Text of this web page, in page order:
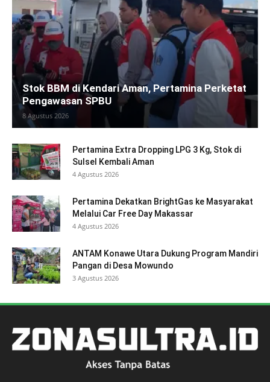
Stok BBM di Kendari Aman, Pertamina Perketat
Pengawasan SPBU
8 Agustus 2026
Pertamina Extra Dropping LPG 3 Kg, Stok di
Sulsel Kembali Aman
4 Agustus 2026
Pertamina Dekatkan BrightGas ke Masyarakat
Melalui Car Free Day Makassar
4 Agustus 2026
ANTAM Konawe Utara Dukung Program Mandiri
Pangan di Desa Mowundo
3 Agustus 2026